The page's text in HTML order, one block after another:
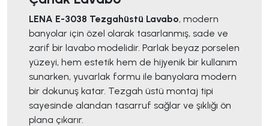
LENA E-3038 Tezgahüstü Lavabo, modern
banyolar için özel olarak tasarlanmış, sade ve
zarif bir lavabo modelidir. Parlak beyaz porselen
yüzeyi, hem estetik hem de hijyenik bir kullanım
sunarken, yuvarlak formu ile banyolara modern
bir dokunuş katar. Tezgah üstü montaj tipi
sayesinde alandan tasarruf sağlar ve şıklığı ön
plana çıkarır.